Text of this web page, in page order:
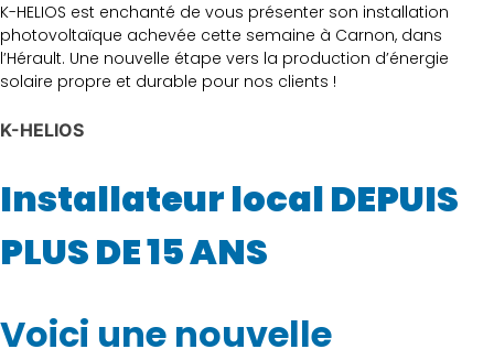
K-HELIOS est enchanté de vous présenter son installation
photovoltaïque achevée cette semaine à Carnon, dans
l’Hérault. Une nouvelle étape vers la production d’énergie
solaire propre et durable pour nos clients !
K-HELIOS
Installateur local DEPUIS
PLUS DE 15 ANS
Voici une nouvelle